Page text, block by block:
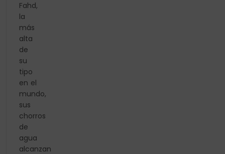
Fahd,
la
más
alta
de
su
tipo
en el
mundo,
sus
chorros
de
agua
alcanzan